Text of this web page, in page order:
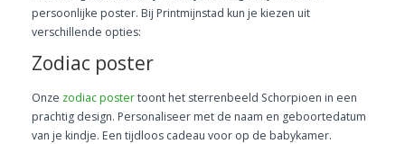
persoonlijke poster. Bij Printmijnstad kun je kiezen uit
verschillende opties:
Zodiac poster
Onze zodiac postertoont het sterrenbeeld Schorpioen in een
prachtig design. Personaliseer met de naam en geboortedatum
van je kindje. Een tijdloos cadeau voor op de babykamer.